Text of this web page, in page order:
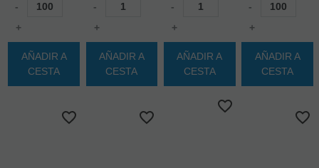
-
+
AÑADIR A
CESTA
-
+
AÑADIR A
CESTA
-
+
AÑADIR A
CESTA
-
+
AÑADIR A
CESTA